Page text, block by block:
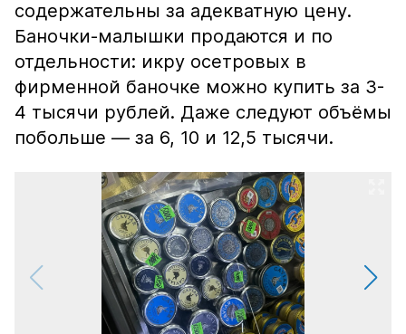
содержательны за адекватную цену.
Баночки-малышки продаются и по
отдельности: икру осетровых в
фирменной баночке можно купить за 3-
4 тысячи рублей. Даже следуют объёмы
побольше — за 6, 10 и 12,5 тысячи.